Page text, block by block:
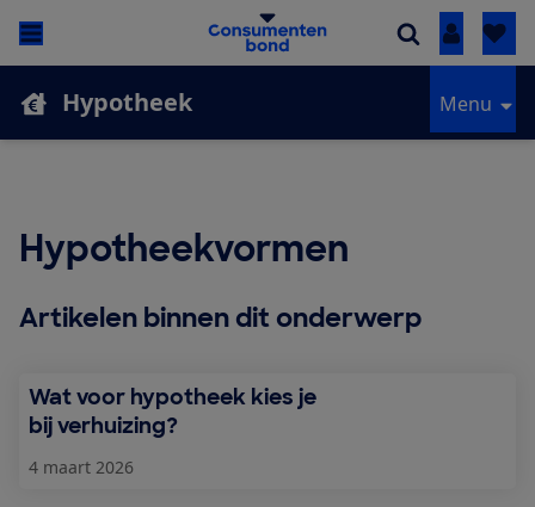
Inloggen
Hypotheek Menu
Hypotheekvormen
Artikelen binnen dit onderwerp
Wat voor hypotheek kies je
bij verhuizing?
4 maart 2026